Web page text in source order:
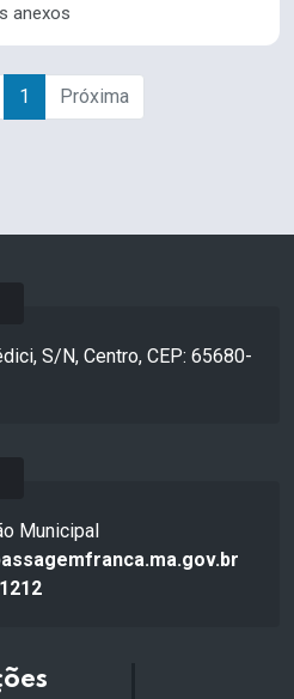
anexos
1 Próxima
S/N, Centro, CEP: 65680-
Municipal